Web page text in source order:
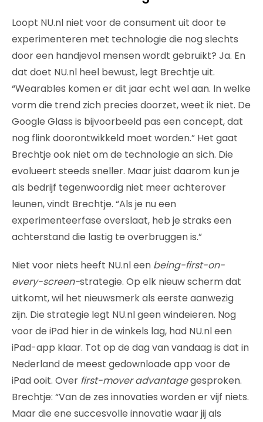
Loopt NU.nl niet voor de consument uit door te
experimenteren met technologie die nog slechts
door een handjevol mensen wordt gebruikt? Ja. En
dat doet NU.nl heel bewust, legt Brechtje uit.
“Wearables komen er dit jaar echt wel aan. In welke
vorm die trend zich precies doorzet, weet ik niet. De
Google Glass is bijvoorbeeld pas een concept, dat
nog flink doorontwikkeld moet worden.” Het gaat
Brechtje ook niet om de technologie an sich. Die
evolueert steeds sneller. Maar juist daarom kun je
als bedrijf tegenwoordig niet meer achterover
leunen, vindt Brechtje. “Als je nu een
experimenteerfase overslaat, heb je straks een
achterstand die lastig te overbruggen is.”
Niet voor niets heeft NU.nl een being-first-on-
every-screen-strategie. Op elk nieuw scherm dat
uitkomt, wil het nieuwsmerk als eerste aanwezig
zijn. Die strategie legt NU.nl geen windeieren. Nog
voor de iPad hier in de winkels lag, had NU.nl een
iPad-app klaar. Tot op de dag van vandaag is dat in
Nederland de meest gedownloade app voor de
iPad ooit. Over first-mover advantagegesproken.
Brechtje: “Van de zes innovaties worden er vijf niets.
Maar die ene succesvolle innovatie waar jij als